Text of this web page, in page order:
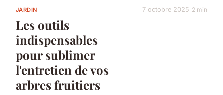
JARDIN
Les outils
indispensables
pour sublimer
l'entretien de vos
arbres fruitiers
7 octobre 2025 2 min